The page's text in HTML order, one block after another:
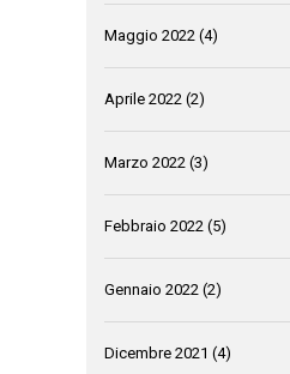
Maggio 2022 (4)
Aprile 2022 (2)
Marzo 2022 (3)
Febbraio 2022 (5)
Gennaio 2022 (2)
Dicembre 2021 (4)